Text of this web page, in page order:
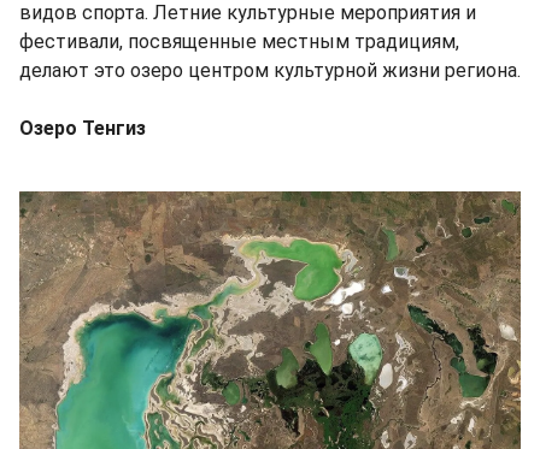
видов спорта. Летние культурные мероприятия и
фестивали, посвященные местным традициям,
делают это озеро центром культурной жизни региона.
Озеро Тенгиз